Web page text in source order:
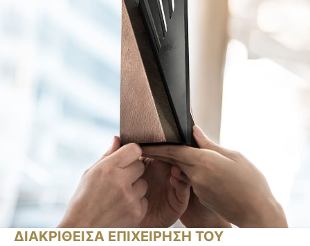
ΔΙΑΚΡΙΘΕΙΣΑ ΕΠΙΧΕΙΡΗΣΗ ΤΟΥ